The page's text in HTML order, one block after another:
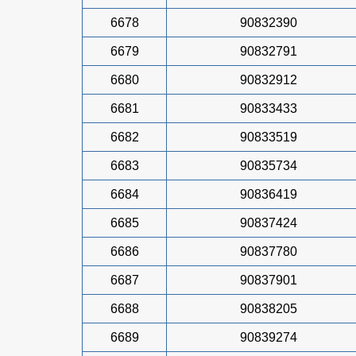
6678 90832390
6679 90832791
6680 90832912
6681 90833433
6682 90833519
6683 90835734
6684 90836419
6685 90837424
6686 90837780
6687 90837901
6688 90838205
6689 90839274